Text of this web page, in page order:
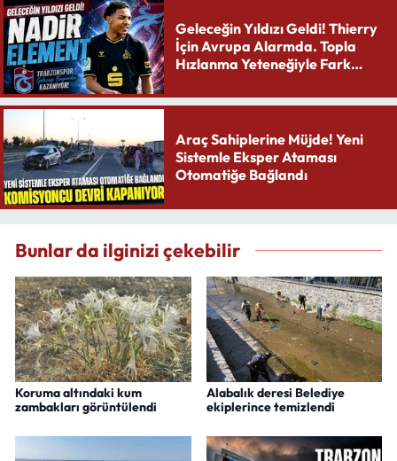
Geleceğin Yıldızı Geldi! Thierry
İçin Avrupa Alarmda. Topla
Hızlanma Yeteneğiyle Fark
Araç Sahiplerine Müjde! Yeni
Sistemle Eksper Ataması
Otomatiğe Bağlandı
Bunlar da ilginizi çekebilir
Koruma altındaki kum
zambakları görüntülendi
Alabalık deresi Belediye
ekiplerince temizlendi